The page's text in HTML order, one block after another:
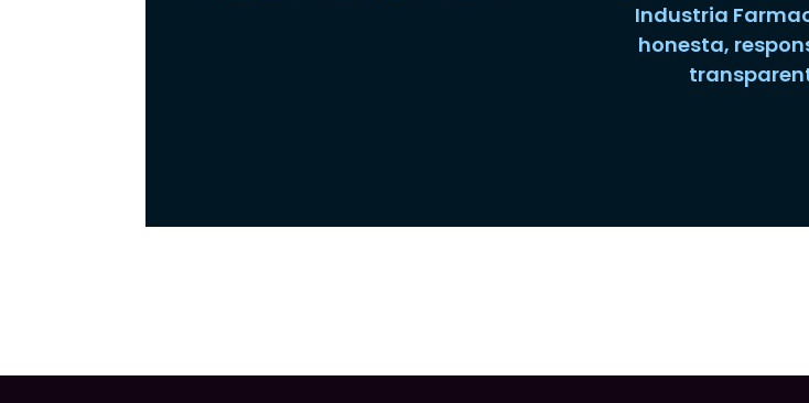
Industria
honesta,